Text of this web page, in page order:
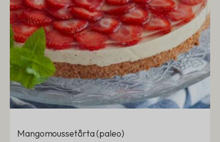
Mangomoussetårta (paleo)